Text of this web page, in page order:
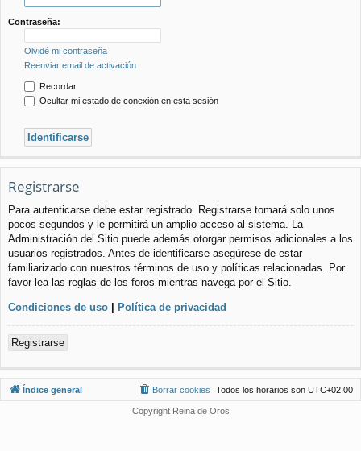
Contraseña:
Olvidé mi contraseña
Reenviar email de activación
Recordar
Ocultar mi estado de conexión en esta sesión
Registrarse
Para autenticarse debe estar registrado. Registrarse tomará solo unos
pocos segundos y le permitirá un amplio acceso al sistema. La
Administración del Sitio puede además otorgar permisos adicionales a los
usuarios registrados. Antes de identificarse asegúrese de estar
familiarizado con nuestros términos de uso y políticas relacionadas. Por
favor lea las reglas de los foros mientras navega por el Sitio.
Condiciones de uso | Política de privacidad
Registrarse
Índice general Todos los horarios son UTC+02:00
Borrar cookies
Copyright Reina de Oros